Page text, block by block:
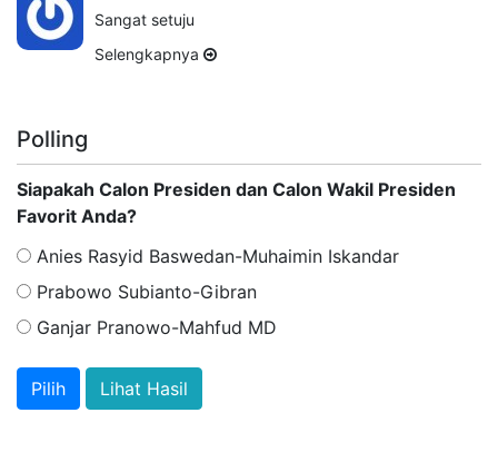
Sangat setuju
Selengkapnya
Polling
Siapakah Calon Presiden dan Calon Wakil Presiden
Favorit Anda?
Anies Rasyid Baswedan-Muhaimin Iskandar
Prabowo Subianto-Gibran
Ganjar Pranowo-Mahfud MD
Lihat Hasil